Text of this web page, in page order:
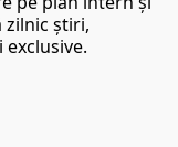
ştiri,